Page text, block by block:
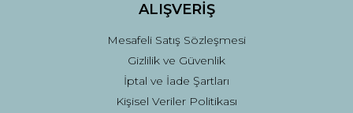
ALIŞVERİŞ
Mesafeli Satış Sözleşmesi
Gizlilik ve Güvenlik
İptal ve İade Şartları
Kişisel Veriler Politikası